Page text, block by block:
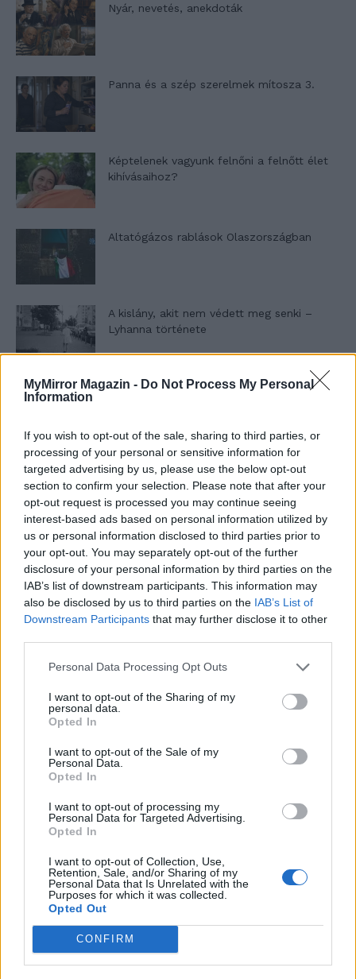
MyMirror Magazin - Do Not Process My Personal
Information
If you wish to opt-out of the sale, sharing to third parties, or
processing of your personal or sensitive information for
targeted advertising by us, please use the below opt-out
section to confirm your selection. Please note that after your
opt-out request is processed you may continue seeing
interest-based ads based on personal information utilized by
us or personal information disclosed to third parties prior to
your opt-out. You may separately opt-out of the further
disclosure of your personal information by third parties on the
IAB’s list of downstream participants. This information may
also be disclosed by us to third parties on the IAB’s List of
Downstream Participants that may further disclose it to other
Personal Data Processing Opt Outs
I want to opt-out of the Sharing of my
personal data.
Opted In
I want to opt-out of the Sale of my
Personal Data.
Opted In
I want to opt-out of processing my
Personal Data for Targeted Advertising.
Opted In
I want to opt-out of Collection, Use,
Retention, Sale, and/or Sharing of my
Personal Data that Is Unrelated with the
Purposes for which it was collected.
Opted Out
CONFIRM
Nyár, nevetés, anekdoták
Panna és a szép szerelmek mítosza 3.
Képtelenek vagyunk felnőni a felnőtt élet
kihívásaihoz?
Altatógázos rablások Olaszországban
A kislány, akit nem védett meg senki –
Lyhanna története
T. Barnett: Gyilkosság a Garda-tónál 12.
T. szereti a fiatal lányokat 13. rész
Minka 10. rész
Minka 9. rész
Máltai kaland 7.
10 tanács, ha jobban akarod érezni magad
nyílik – Villa...
A családok, akik soha nem hagyták abba
várakozást – Ha egy...